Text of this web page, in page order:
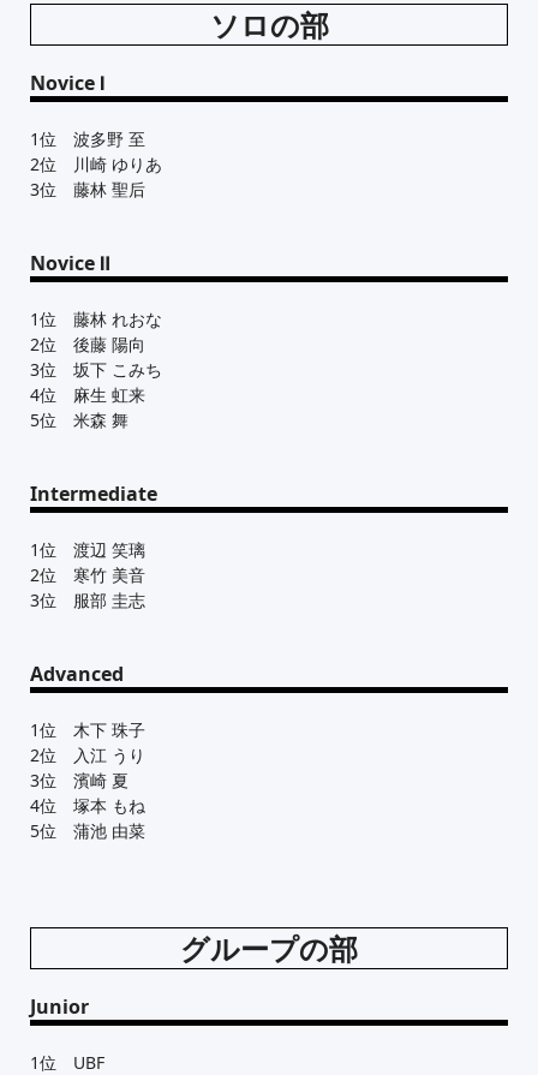
ソロの部
Novice Ⅰ
1位 波多野 至
2位 川崎 ゆりあ
3位 藤林 聖后
Novice Ⅱ
1位 藤林 れおな
2位 後藤 陽向
3位 坂下 こみち
4位 麻生 虹来
5位 米森 舞
Intermediate
1位 渡辺 笑璃
2位 寒竹 美音
3位 服部 圭志
Advanced
1位 木下 珠子
2位 入江 うり
3位 濱崎 夏
4位 塚本 もね
5位 蒲池 由菜
グループの部
Junior
1位 UBF